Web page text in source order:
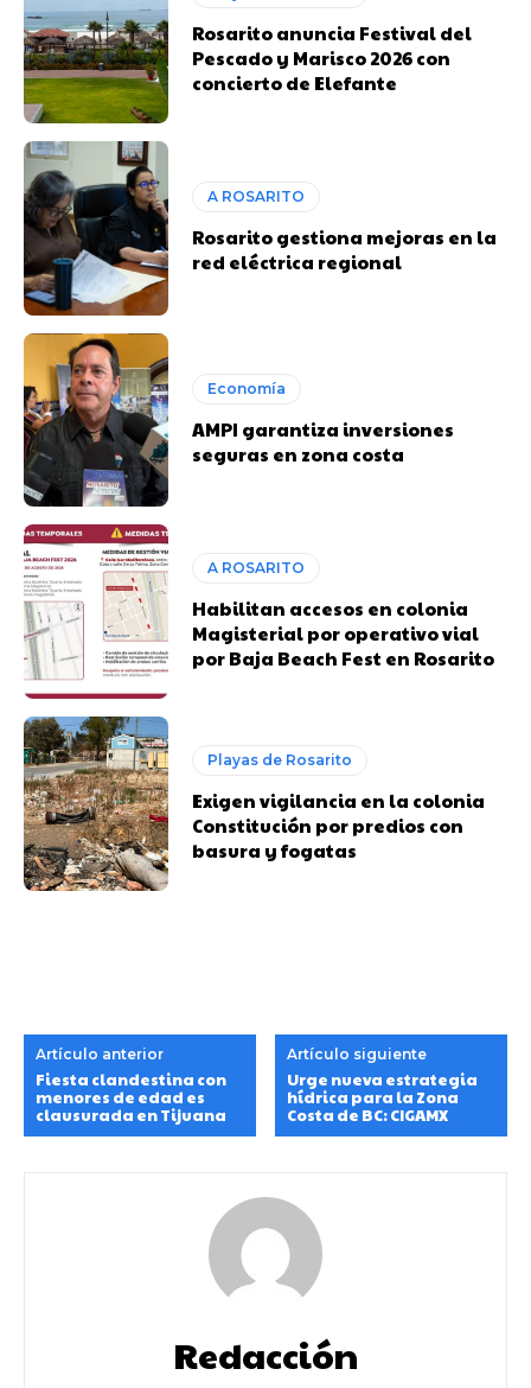
Rosarito anuncia Festival del
Pescado y Marisco 2026 con
concierto de Elefante
A ROSARITO
Rosarito gestiona mejoras en la
red eléctrica regional
Economía
AMPI garantiza inversiones
seguras en zona costa
A ROSARITO
Habilitan accesos en colonia
Magisterial por operativo vial
por Baja Beach Fest en Rosarito
Playas de Rosarito
Exigen vigilancia en la colonia
Constitución por predios con
basura y fogatas
Artículo anterior
Fiesta clandestina con
menores de edad es
clausurada en Tijuana
Artículo siguiente
Urge nueva estrategia
hídrica para la Zona
Costa de BC: CIGAMX
Redacción